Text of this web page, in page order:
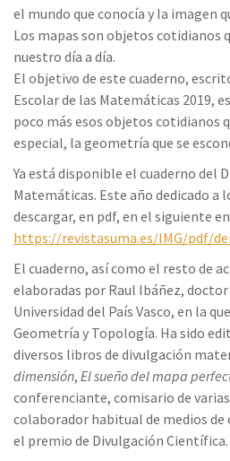
el mundo que conocía y la imagen
Los mapas son objetos cotidianos
nuestro día a día.
El objetivo de este cuaderno,
Escolar de las Matemáticas 2019,
poco más esos objetos cotidianos
especial, la geometría que se
Ya está disponible el cuaderno del
Matemáticas. Este año dedicado a
descargar, en pdf, en el siguiente
https://revistasuma.es/IMG/pdf/
El cuaderno, así como el resto de
elaboradas por Raul Ibáñez,
Universidad del País Vasco, en la
Geometría y Topología. Ha sido
diversos libros de divulgación
dimensión, El sueño del mapa
conferenciante, comisario de
colaborador habitual de medios de
el premio de Divulgación Científica.